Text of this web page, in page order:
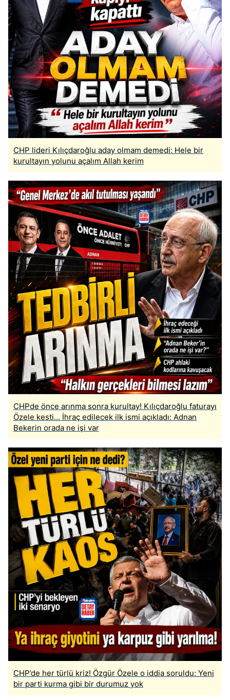
CHP lideri Kılıçdaroğlu aday olmam demedi: Hele bir
kurultayın yolunu açalım Allah kerim
CHPde önce arınma sonra kurultay! Kılıçdaroğlu faturayı
Özele kesti... İhraç edilecek ilk ismi açıkladı: Adnan
Bekerin orada ne işi var
CHP’de her türlü kriz! Özgür Özele o iddia soruldu: Yeni
bir parti kurma gibi bir durumuz yok